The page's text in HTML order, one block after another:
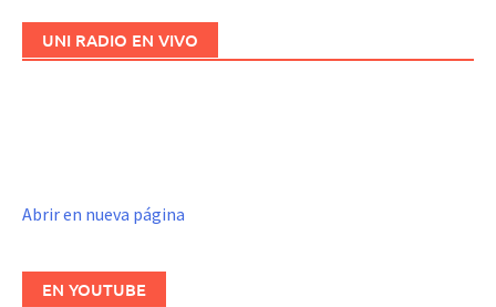
UNI RADIO EN VIVO
Abrir en nueva página
EN YOUTUBE